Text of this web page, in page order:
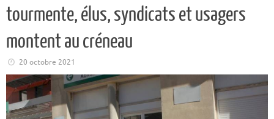
tourmente, élus, syndicats et usagers
montent au créneau
20 octobre 2021